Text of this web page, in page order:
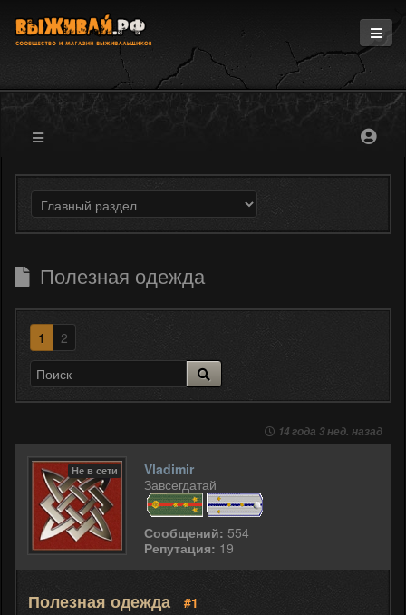
Информация
Магазин
Форум
Полезная одежда
1 2
14 года 3 нед. назад
Не в сети
Vladimir
Завсегдатай
Сообщений: 554
Репутация: 19
Полезная одежда
#1